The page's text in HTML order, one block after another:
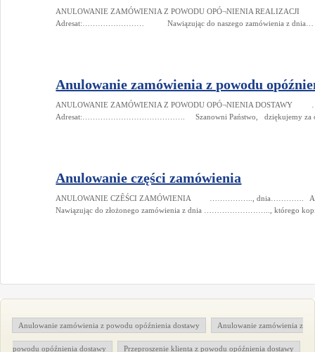
ANULOWANIE ZAMÓWIENIA Z POWODU OPÓ¬NIENIA
Adresat:…………………… Nawiązując do naszego zamówienia z dnia…
Anulowanie zamówienia z powodu
ANULOWANIE ZAMÓWIENIA Z POWODU OPÓ¬NIENIA
Adresat:…………………………………. Szanowni Państwo, dziękujemy za
Anulowanie części zamówienia
ANULOWANIE CZÊŚCI ZAMÓWIENIA ……………..,
Nawiązując do złożonego zamówienia z dnia …………………….., którego
Anulowanie zamówienia z powodu opóźnienia dostawy Anulowanie zamówienia z
powodu opóźnienia dostawy Przeproszenie klienta z powodu opóźnienia dostawy